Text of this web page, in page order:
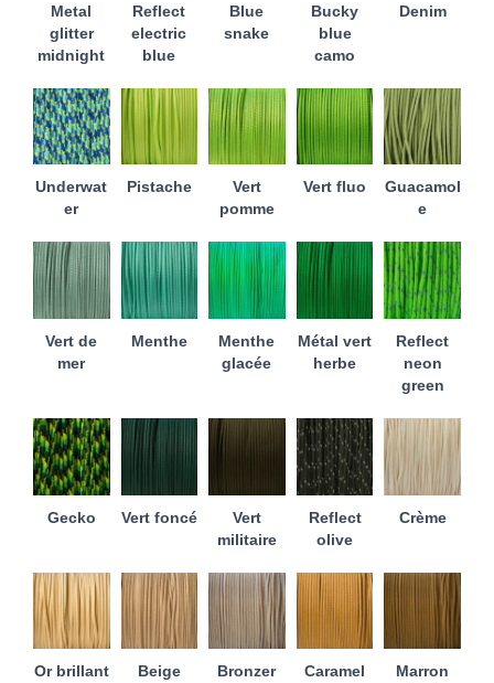
Metal
glitter
midnight
Reflect
electric
blue
Blue
snake
Bucky
blue
camo
Denim
Underwat
er
Pistache
Vert
pomme
Vert fluo
Guacamol
e
Vert de
mer
Menthe
Menthe
glacée
Métal vert
herbe
Reflect
neon
green
Gecko Vert foncé
Vert
militaire
Reflect
olive
Crème
Or brillant Beige Bronzer Caramel
Marron